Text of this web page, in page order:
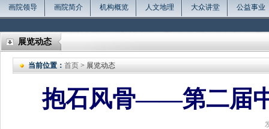
画院领导
画院简介
机构概览
人文地理
大众讲堂
公益事业
展览动态
当前位置： 首页 > 展览动态
抱石风骨——第二届